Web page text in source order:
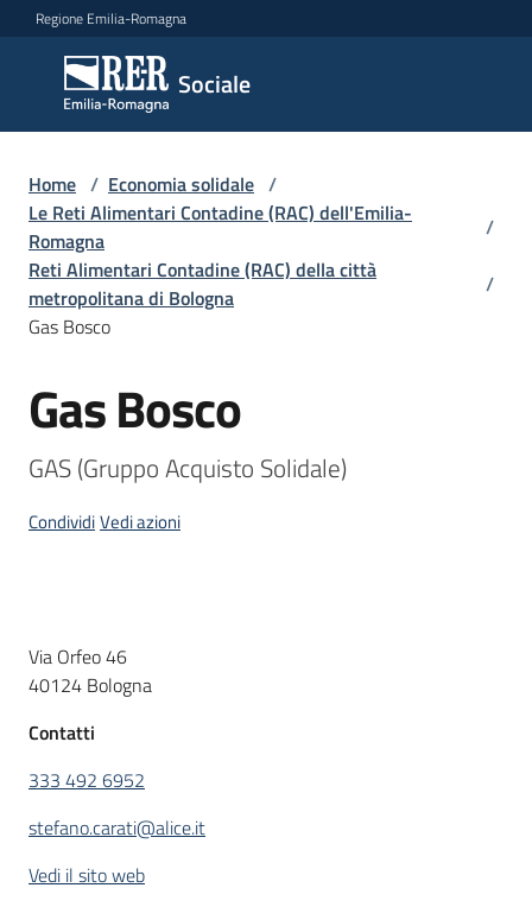
Vai al contenuto
Vai alla navigazione
Vai al footer
Regione Emilia-Romagna
Sociale
Sociale
Argomenti
Novità
Leggi
Atti
Seguici
su
Home / Economia solidale /
Le Reti Alimentari Contadine (RAC) dell'Emilia-
Romagna
/
Reti Alimentari Contadine (RAC) della città
metropolitana di Bologna
/
Gas Bosco
Salta al contenuto
Gas Bosco
GAS (Gruppo Acquisto Solidale)
CondividiVedi azioni
Descrizione
Via Orfeo 46
40124 Bologna
Contatti
333 492 6952
stefano.carati@alice.it
Vedi il sito web